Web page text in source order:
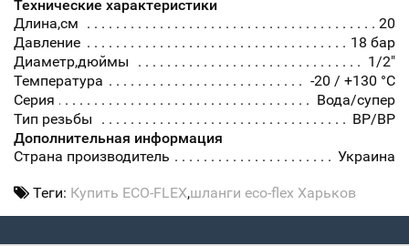
Технические характеристики
Длина,см
20
Давление
18 бар
Диаметр,дюймы
1/2"
Температура
-20 / +130 °С
Серия
Вода/супер
Тип резьбы
ВР/ВР
Дополнительная информация
Страна производитель
Украина
Теги: Купить ECO-FLEX,шланги eco-flex Харьков